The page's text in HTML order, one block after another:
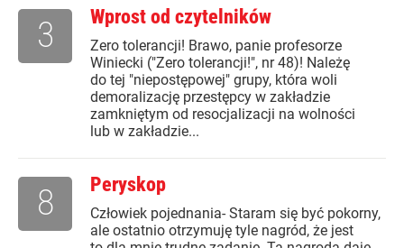
Wprost od czytelników
Zero tolerancji! Brawo, panie profesorze
Winiecki ("Zero tolerancji!", nr 48)! Należę
do tej "niepostępowej" grupy, która woli
demoralizację przestępcy w zakładzie
zamkniętym od resocjalizacji na wolności
lub w zakładzie...
3
Peryskop
Człowiek pojednania- Staram się być pokorny,
ale ostatnio otrzymuję tyle nagród, że jest
8